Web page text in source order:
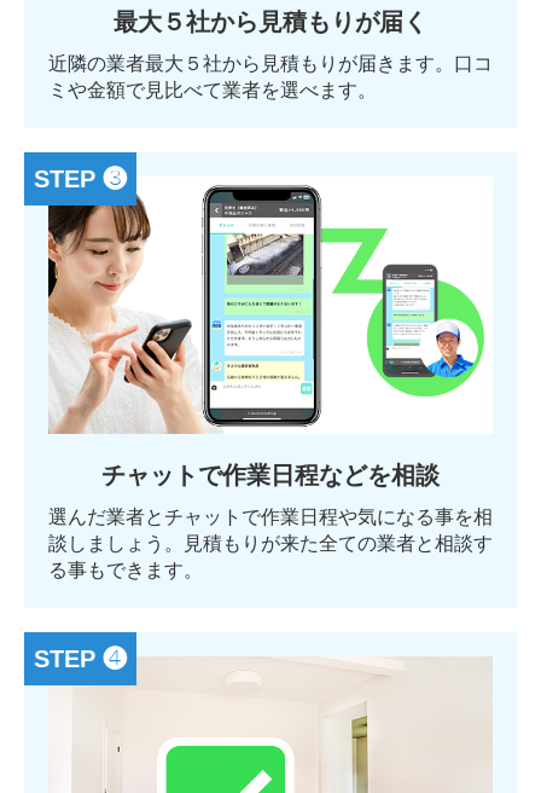
最大５社から見積もりが届く
近隣の業者最大５社から見積もりが届きます。口コ
ミや金額で見比べて業者を選べます。
STEP ❸
チャットで作業日程などを相談
選んだ業者とチャットで作業日程や気になる事を相
談しましょう。見積もりが来た全ての業者と相談す
る事もできます。
STEP ❹